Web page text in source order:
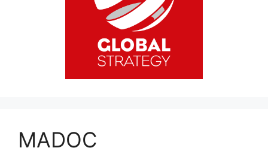
MADOC